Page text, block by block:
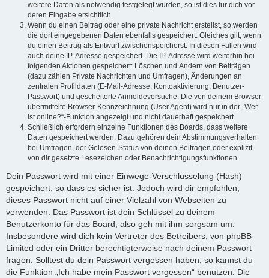
weitere Daten als notwendig festgelegt wurden, so ist dies für dich vor
deren Eingabe ersichtlich.
Wenn du einen Beitrag oder eine private Nachricht erstellst, so werden
die dort eingegebenen Daten ebenfalls gespeichert. Gleiches gilt, wenn
du einen Beitrag als Entwurf zwischenspeicherst. In diesen Fällen wird
auch deine IP-Adresse gespeichert. Die IP-Adresse wird weiterhin bei
folgenden Aktionen gespeichert: Löschen und Ändern von Beiträgen
(dazu zählen Private Nachrichten und Umfragen), Änderungen an
zentralen Profildaten (E-Mail-Adresse, Kontoaktivierung, Benutzer-
Passwort) und gescheiterte Anmeldeversuche. Die von deinem Browser
übermittelte Browser-Kennzeichnung (User Agent) wird nur in der „Wer
ist online?“-Funktion angezeigt und nicht dauerhaft gespeichert.
Schließlich erfordern einzelne Funktionen des Boards, dass weitere
Daten gespeichert werden. Dazu gehören dein Abstimmungsverhalten
bei Umfragen, der Gelesen-Status von deinen Beiträgen oder explizit
von dir gesetzte Lesezeichen oder Benachrichtigungsfunktionen.
Dein Passwort wird mit einer Einwege-Verschlüsselung (Hash)
gespeichert, so dass es sicher ist. Jedoch wird dir empfohlen,
dieses Passwort nicht auf einer Vielzahl von Webseiten zu
verwenden. Das Passwort ist dein Schlüssel zu deinem
Benutzerkonto für das Board, also geh mit ihm sorgsam um.
Insbesondere wird dich kein Vertreter des Betreibers, von phpBB
Limited oder ein Dritter berechtigterweise nach deinem Passwort
fragen. Solltest du dein Passwort vergessen haben, so kannst du
die Funktion „Ich habe mein Passwort vergessen“ benutzen. Die